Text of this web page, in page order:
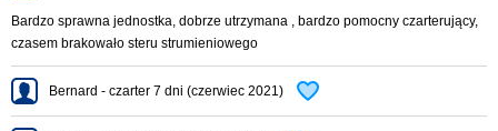
Podesty kąpielowe + podstawa silnika
Fotel sternika miękki
Radio USB z pilotem
Telewizor Smart TV i DVD
Bardzo sprawna jednostka, dobrze utrzymana , bardzo pomocny czarterujący,
czasem brakowało steru strumieniowego
Bernard - czarter 7 dni (czerwiec 2021)